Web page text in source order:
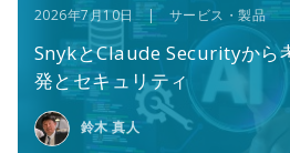
2026年7月10日 | サービス・製品
SnykとClaude Securityから
発とセキュリティ
鈴木 真人